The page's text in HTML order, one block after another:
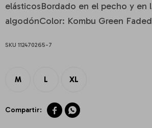
elásticosBordado en el pecho y en
algodónColor: Kombu Green
112470265-7
M L XL
 